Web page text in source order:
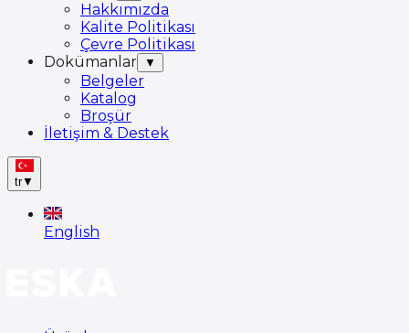
Hakkımızda
Kalite Politikası
Çevre Politikası
Dokümanlar
▼
Belgeler
Katalog
Broşür
İletişim & Destek
tr▼
English